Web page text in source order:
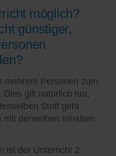
möglich?
günstiger,
mehrere Personen zum
Dies gilt natürlich nur,
Stoff geht
mit denselben Inhalten
ist der Unterricht 2